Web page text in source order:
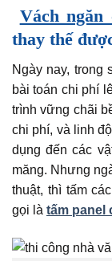
Vách ngăn
thay thế
Ngày nay, trong
bài toán chi phí
trình vững chãi
chi phí, và linh
dụng đến các
măng. Nhưng
thuật, thì tấm
gọi là tấm panel